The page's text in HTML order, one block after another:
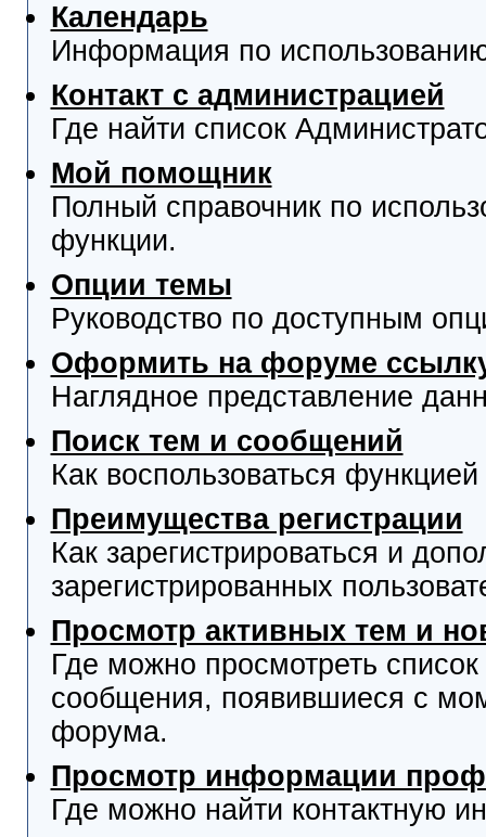
Календарь
Информация по
Контакт с администрацией
Где найти список
Мой помощник
Полный справочник по
функции.
Опции темы
Руководство по доступным
Оформить на форуме ссылку
Наглядное представление
Поиск тем и сообщений
Как воспользоваться
Преимущества регистрации
Как зарегистрироваться и
зарегистрированных
Просмотр активных тем и
Где можно просмотреть
сообщения, появившиеся с
форума.
Просмотр информации
Где можно найти контактную